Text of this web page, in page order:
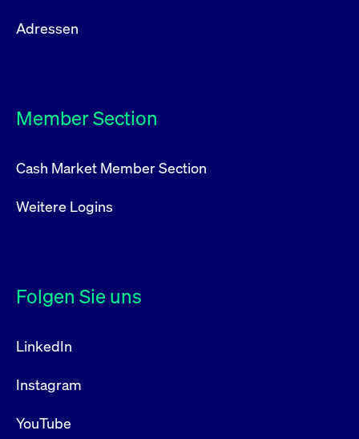
Adressen
Member Section
Cash Market Member Section
Weitere Logins
Folgen Sie uns
LinkedIn
Instagram
YouTube